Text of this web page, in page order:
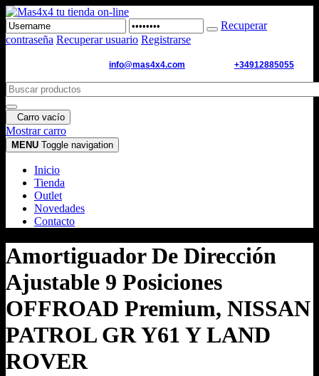
Recuperar
contraseña Recuperar usuario Registrarse
info@mas4x4.com +34912885055
Carro vacío
Mostrar carro
MENU Toggle navigation
Inicio
Tienda
Outlet
Novedades
Contacto
Amortiguador De Dirección
Ajustable 9 Posiciones
OFFROAD Premium, NISSAN
PATROL GR Y61 Y LAND
ROVER